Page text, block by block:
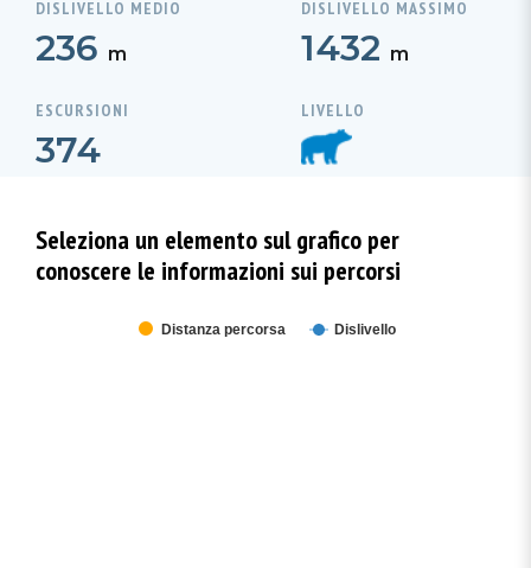
DISLIVELLO MEDIO
236 m
DISLIVELLO MASSIMO
1432 m
ESCURSIONI
374
LIVELLO
Seleziona un elemento sul grafico per
conoscere le informazioni sui percorsi
Distanza percorsa Dislivello